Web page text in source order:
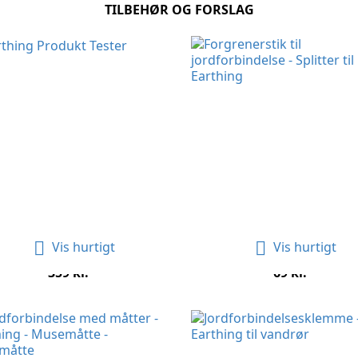
TILBEHØR OG FORSLAG
Earthing Produkt Tester
Pris
359 kr.
 Vis hurtigt Forgrenerstik Til...
Pris
69 kr.
 Vis hurtigt